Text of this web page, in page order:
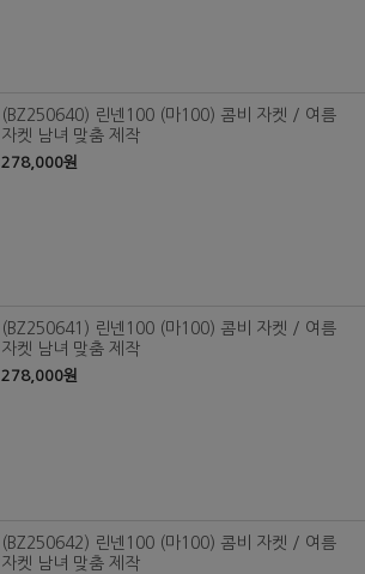
(BZ250640) 린넨100 (마100) 콤비 자켓 / 여름
자켓 남녀 맞춤 제작
278,000원
(BZ250641) 린넨100 (마100) 콤비 자켓 / 여름
자켓 남녀 맞춤 제작
278,000원
(BZ250642) 린넨100 (마100) 콤비 자켓 / 여름
자켓 남녀 맞춤 제작